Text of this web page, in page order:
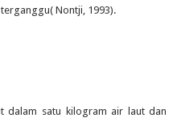
Nontji, 1993).
dalam satu kilogram air laut dan